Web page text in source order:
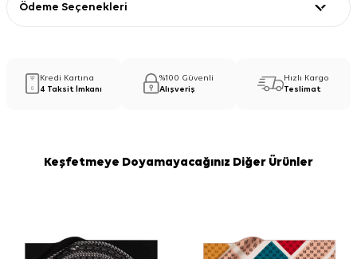
Ödeme Seçenekleri
Kredi Kartına
4 Taksit İmkanı
%100 Güvenli
Alışveriş
Hızlı Kargo
Teslimat
Keşfetmeye Doyamayacağınız Diğer Ürünler